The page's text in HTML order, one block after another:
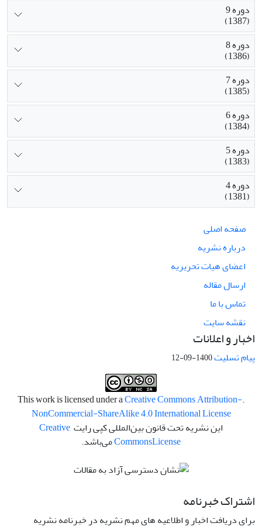
دوره 9
(1387)
دوره 8
(1386)
دوره 7
(1385)
دوره 6
(1384)
دوره 5
(1383)
دوره 4
(1381)
صفحه اصلی
درباره نشریه
اعضای هیات تحریریه
ارسال مقاله
تماس با ما
نقشه سایت
اخبار و اعلانات
پیام تسلیت1400-09-12
.This work is licensed under a
Creative Commons Attribution-
NonCommercial-ShareAlike 4.0 International License
این نشریه تحت قانون بین‌المللی کپی رایت Creative
CommonsLicense می‌باشد.
اشتراک خبرنامه
برای دریافت اخبار و اطلاعیه های مهم نشریه در خبرنامه نشریه